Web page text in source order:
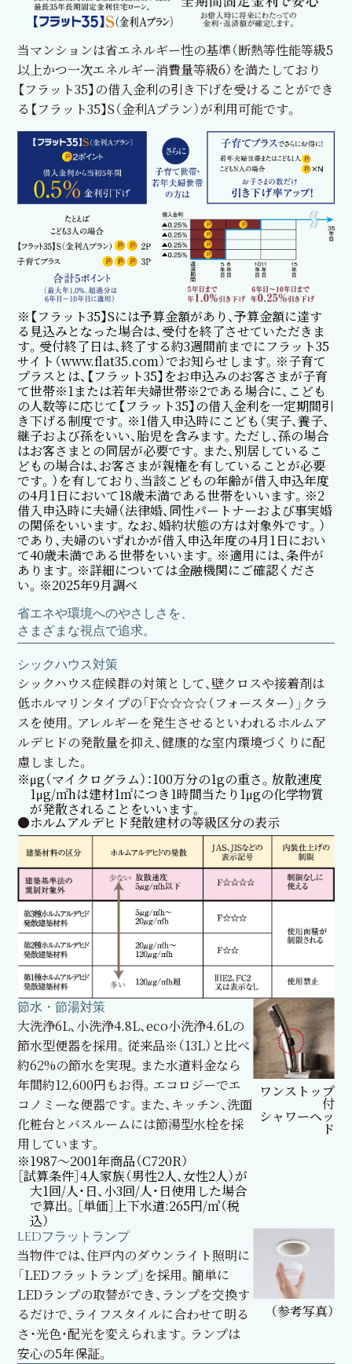
当マンションは省エネルギー性の基準（断熱等性能等級5
以上かつ一次エネルギー消費量等級6）を満たしており
【フラット35】の借入金利の引き下げを受けることができ
る【フラット35】S（金利Aプラン）が利用可能です。
※【フラット35】Sには予算金額があり、予算金額に達す
る見込みとなった場合は、受付を終了させていただきま
す。受付終了日は、終了する約3週間前までにフラット35
サイト（www.flat35.com）でお知らせします。※子育て
プラスとは、【フラット35】をお申込みのお客さまが子育
て世帯※1または若年夫婦世帯※2である場合に、こども
の人数等に応じて【フラット35】の借入金利を一定期間引
き下げる制度です。※1借入申込時にこども（実子、養子、
継子および孫をいい、胎児を含みます。ただし、孫の場合
はお客さまとの同居が必要です。また、別居しているこ
どもの場合は、お客さまが親権を有していることが必要
です。）を有しており、当該こどもの年齢が借入申込年度
の4月1日において18歳未満である世帯をいいます。※2
借入申込時に夫婦（法律婚、同性パートナーおよび事実婚
の関係をいいます。なお、婚約状態の方は対象外です。）
であり、夫婦のいずれかが借入申込年度の4月1日におい
て40歳未満である世帯をいいます。※適用には、条件が
あります。※詳細については金融機関にご確認くださ
い。※2025年9月調べ
省エネや環境へのやさしさを、
さまざまな視点で追求。
シックハウス対策
シックハウス症候群の対策として、壁クロスや接着剤は
低ホルマリンタイプの「F☆☆☆☆（フォースター）」クラ
スを使用。アレルギーを発生させるといわれるホルムア
ルデヒドの発散量を抑え、健康的な室内環境づくりに配
慮しました。
※μg（マイクログラム）：100万分の1gの重さ。放散速度
1μg/㎡hは建材1㎡につき1時間当たり1μgの化学物質
が発散されることをいいます。
●ホルムアルデヒド発散建材の等級区分の表示
節水・節湯対策
大洗浄6L、小洗浄4.8L、eco小洗浄4.6Lの
節水型便器を採用。従来品※（13L）と比べ
約62%の節水を実現。また水道料金なら
年間約12,600円もお得。エコロジーでエ
コノミーな便器です。また、キッチン、洗面
化粧台とバスルームには節湯型水栓を採
用しています。
※1987〜2001年商品（C720R）
［試算条件］4人家族（男性2人、女性2人）が
大1回/人・日、小3回/人・日使用した場合
で算出。［単価］上下水道:265円/㎥（税
込）
ワンストップ
付
シャワーヘッ
ド
LEDフラットランプ
当物件では、住戸内のダウンライト照明に
「LEDフラットランプ」を採用。簡単に
LEDランプの取替ができ、ランプを交換す
るだけで、ライフスタイルに合わせて明る
さ・光色・配光を変えられます。ランプは
安心の5年保証。
（参考写真）